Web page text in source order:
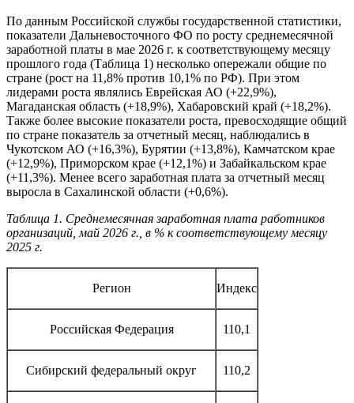
По данным Российской службы государственной статистики,
показатели Дальневосточного ФО по росту среднемесячной
заработной платы в мае 2026 г. к соответствующему месяцу
прошлого года (Таблица 1) несколько опережали общие по
стране (рост на 11,8% против 10,1% по РФ). При этом
лидерами роста являлись Еврейская АО (+22,9%),
Магаданская область (+18,9%), Хабаровский край (+18,2%).
Также более высокие показатели роста, превосходящие общий
по стране показатель за отчетный месяц, наблюдались в
Чукотском АО (+16,3%), Бурятии (+13,8%), Камчатском крае
(+12,9%), Приморском крае (+12,1%) и Забайкальском крае
(+11,3%). Менее всего заработная плата за отчетный месяц
выросла в Сахалинской области (+0,6%).
Таблица 1. Среднемесячная заработная плата работников
организаций, май 2026 г., в % к соответствующему месяцу
2025 г.
Регион Индекс
Российская Федерация 110,1
Сибирский федеральный округ 110,2